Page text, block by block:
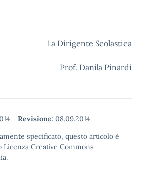
La Dirigente Scolastica
Prof. Danila Pinardi
- Revisione: 08.09.2014
specificato, questo articolo è
Licenza Creative Commons